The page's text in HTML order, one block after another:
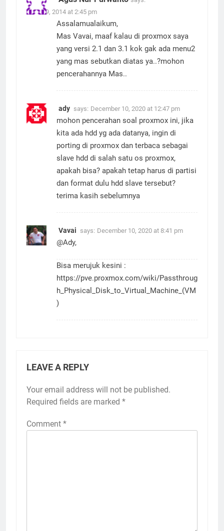
June 19, 2014 at 2:45 pm
Assalamualaikum,
Mas Vavai, maaf kalau di proxmox saya
yang versi 2.1 dan 3.1 kok gak ada menu2
yang mas sebutkan diatas ya..?mohon
pencerahannya Mas..
ady says: December 10, 2020 at 12:47 pm
mohon pencerahan soal proxmox ini, jika
kita ada hdd yg ada datanya, ingin di
porting di proxmox dan terbaca sebagai
slave hdd di salah satu os proxmox,
apakah bisa? apakah tetap harus di partisi
dan format dulu hdd slave tersebut?
terima kasih sebelumnya
Vavai says: December 10, 2020 at 8:41 pm
@Ady,
Bisa merujuk kesini :
https://pve.proxmox.com/wiki/Passthroug
h_Physical_Disk_to_Virtual_Machine_(VM
)
LEAVE A REPLY
Your email address will not be published.
Required fields are marked *
Comment *